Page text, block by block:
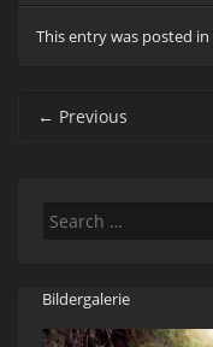
This entry was posted in
← Previous
Search
Bildergalerie